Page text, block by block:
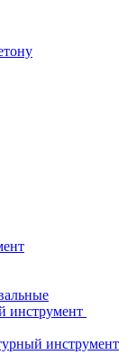
инструмент
инструмент